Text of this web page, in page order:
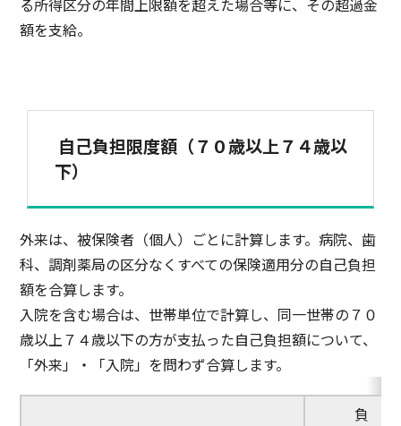
る所得区分の年間上限額を超えた場合等に、その超過金
額を支給。
自己負担限度額（７０歳以上７４歳以
下）
外来は、被保険者（個人）ごとに計算します。病院、歯
科、調剤薬局の区分なくすべての保険適用分の自己負担
額を合算します。
入院を含む場合は、世帯単位で計算し、同一世帯の７０
歳以上７４歳以下の方が支払った自己負担額について、
「外来」・「入院」を問わず合算します。
負